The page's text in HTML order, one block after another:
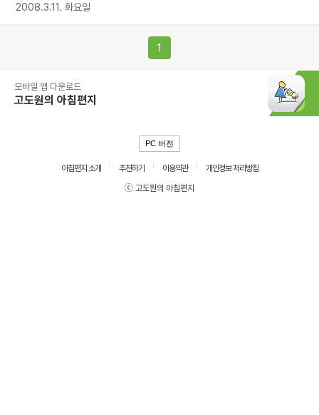
2008.3.11. 화요일
1
모바일 앱 다운로드
고도원의 아침편지
PC 버전
아침편지 소개 추천하기 이용약관
개인정보 처리방침
ⓒ 고도원의 아침편지